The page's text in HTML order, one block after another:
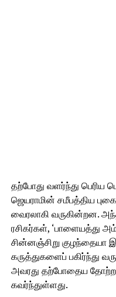
தற்போது வளர்ந்து
ஜெயராமின் சமீபத்திய
வைரலாகி வருகின்றன.
ரசிகர்கள், ‘பாளையத்து
சின்னஞ்சிறு குழந்தையா
கருத்துகளைப் பகிர்ந்து
அவரது தற்போதைய
கவர்ந்துள்ளது.